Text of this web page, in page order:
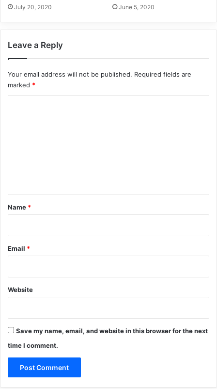
July 20, 2020 June 5, 2020
Leave a Reply
Your email address will not be published. Required fields are
marked *
*
Name *
Email *
Website
Save my name, email, and website in this browser for the next
time I comment.